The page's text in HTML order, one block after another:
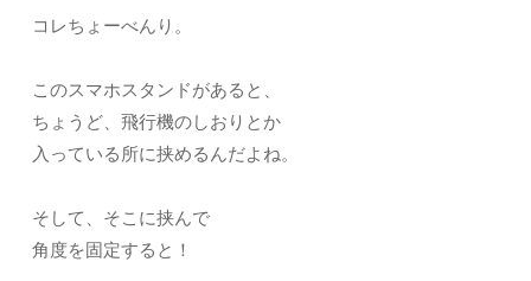
コレちょーべんり。
このスマホスタンドがあると、
ちょうど、飛行機のしおりとか
入っている所に挟めるんだよね。
そして、そこに挟んで
角度を固定すると！